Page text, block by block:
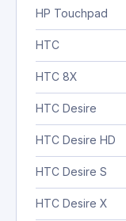
HP Touchpad
HTC
HTC 8X
HTC Desire
HTC Desire HD
HTC Desire S
HTC Desire X